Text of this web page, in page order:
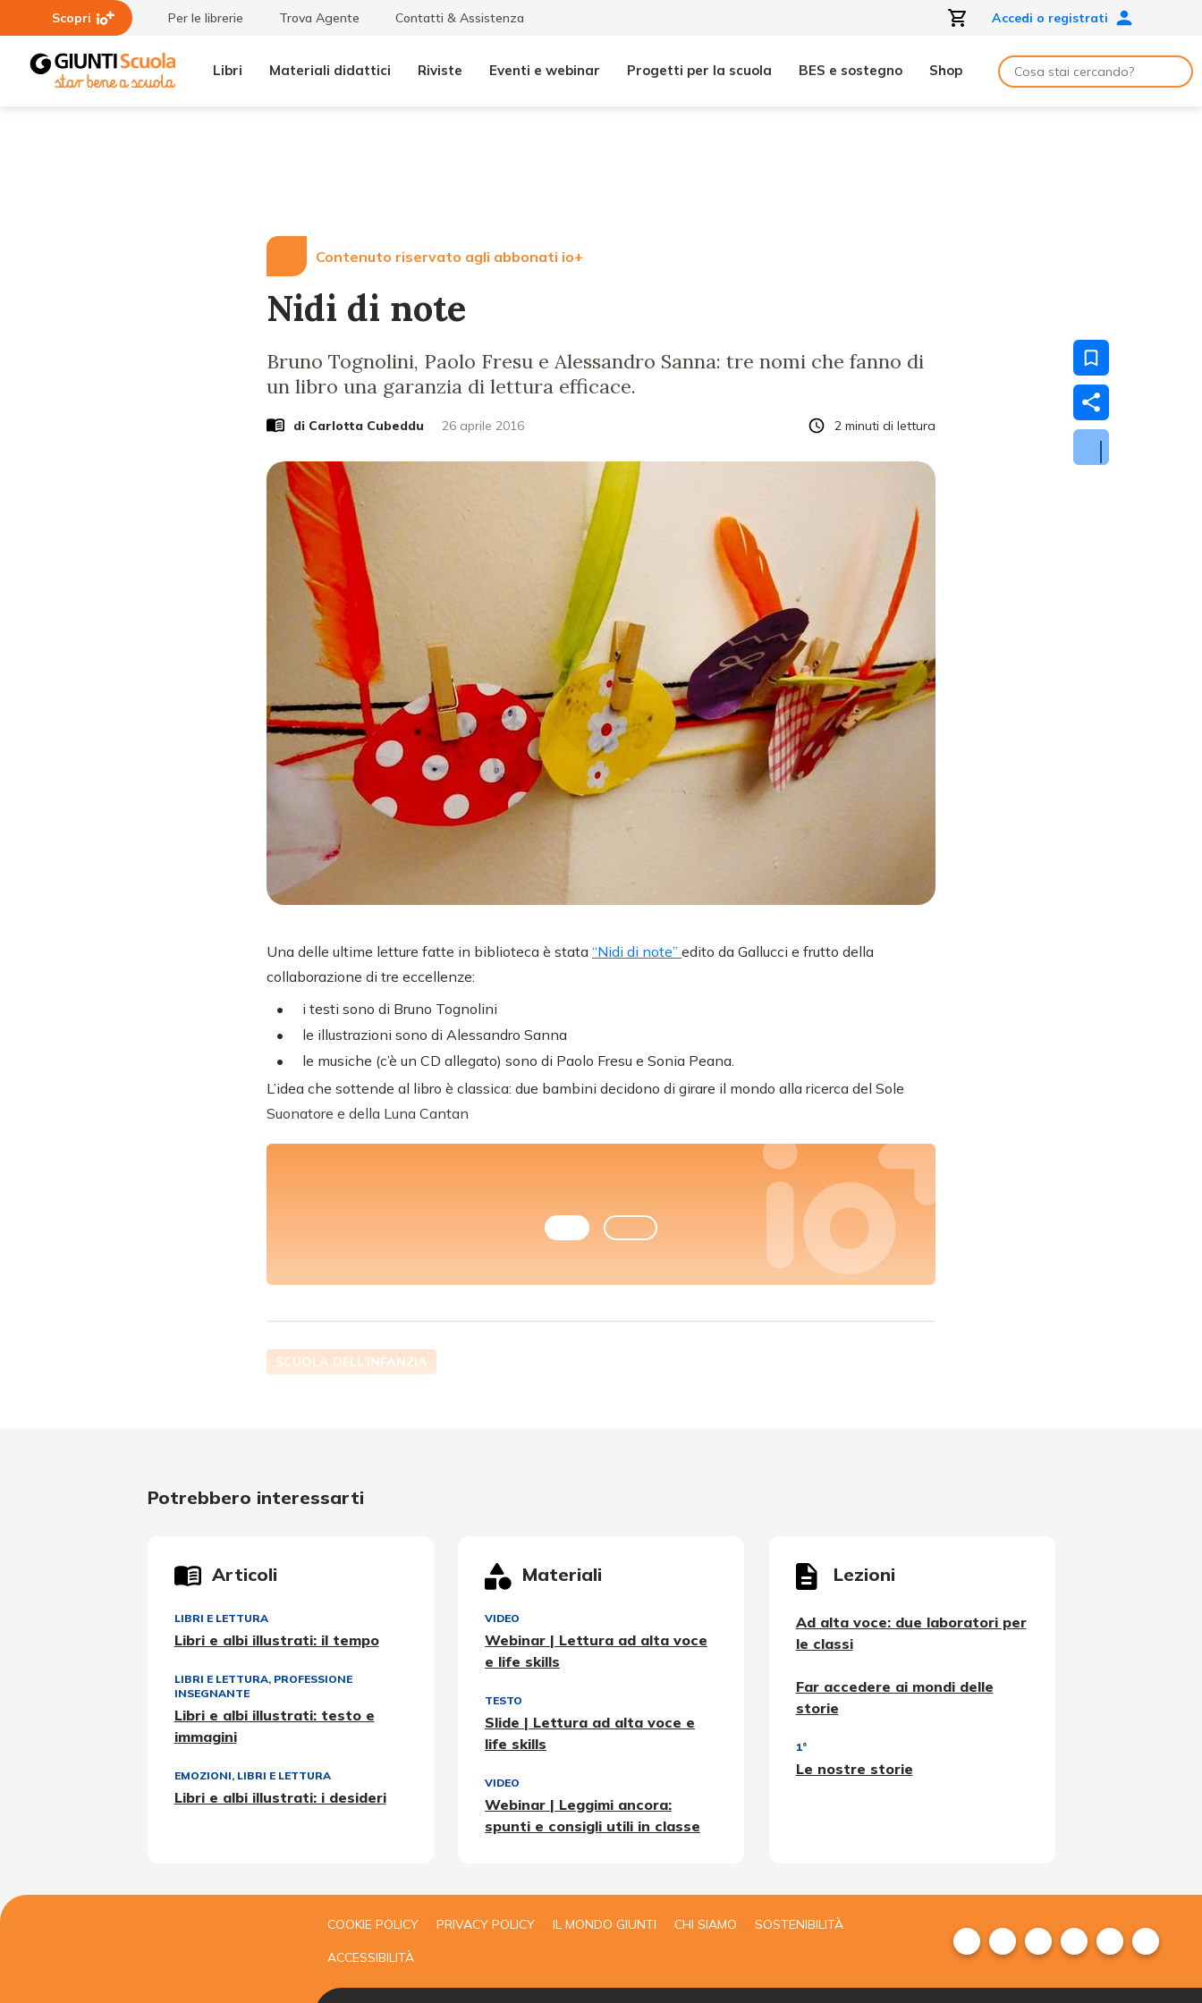
Scopri Per le librerie Trova Agente Contatti & Assistenza Accedi o registrati
Libri Materiali didattici Riviste Eventi e webinar Progetti per la scuola BES e sostegno Shop
Contenuto riservato agli abbonati io+
Nidi di note
Bruno Tognolini, Paolo Fresu e Alessandro Sanna: tre nomi che fanno di
un libro una garanzia di lettura efficace.
di Carlotta Cubeddu 26 aprile 2016 2 minuti di lettura
Una delle ultime letture fatte in biblioteca è stata “Nidi di note” edito da Gallucci e frutto della
collaborazione di tre eccellenze:
i testi sono di Bruno Tognolini
le illustrazioni sono di Alessandro Sanna
le musiche (c’è un CD allegato) sono di Paolo Fresu e Sonia Peana.
L’idea che sottende al libro è classica: due bambini decidono di girare il mondo alla ricerca del Sole
Suonatore e della Luna Cantan
SCUOLA DELL'INFANZIA
Potrebbero interessarti
Articoli
LIBRI E LETTURA
Libri e albi illustrati: il tempo
LIBRI E LETTURA, PROFESSIONE
INSEGNANTE
Libri e albi illustrati: testo e
immagini
EMOZIONI, LIBRI E LETTURA
Libri e albi illustrati: i desideri
Materiali
VIDEO
Webinar | Lettura ad alta voce
e life skills
TESTO
Slide | Lettura ad alta voce e
life skills
VIDEO
Webinar | Leggimi ancora:
spunti e consigli utili in classe
Lezioni
Ad alta voce: due laboratori per
le classi
Far accedere ai mondi delle
storie
1ª
Le nostre storie
COOKIE POLICY PRIVACY POLICY IL MONDO GIUNTI CHI SIAMO SOSTENIBILITÀ
ACCESSIBILITÀ